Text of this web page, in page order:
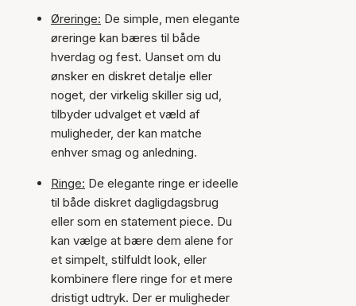
Øreringe: De simple, men elegante
øreringe kan bæres til både
hverdag og fest. Uanset om du
ønsker en diskret detalje eller
noget, der virkelig skiller sig ud,
tilbyder udvalget et væld af
muligheder, der kan matche
enhver smag og anledning.
Ringe: De elegante ringe er ideelle
til både diskret dagligdagsbrug
eller som en statement piece. Du
kan vælge at bære dem alene for
et simpelt, stilfuldt look, eller
kombinere flere ringe for et mere
dristigt udtryk. Der er muligheder